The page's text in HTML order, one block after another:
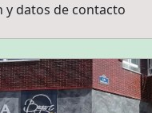
y datos de contacto